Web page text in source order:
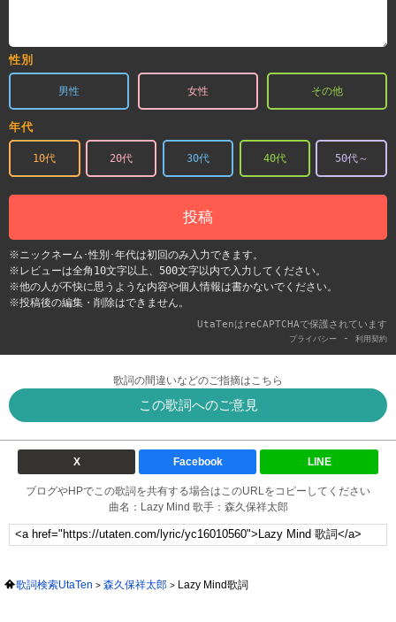
性別
男性 女性 その他
年代
10代 20代 30代 40代 50代～
投稿
※ニックネーム･性別･年代は初回のみ入力できます。
※レビューは全角10文字以上、500文字以内で入力してください。
※他の人が不快に思うような内容や個人情報は書かないでください。
※投稿後の編集・削除はできません。
UtaTenはreCAPTCHAで保護されています
プライバシー - 利用契約
歌詞の間違いなどのご指摘はこちら
この歌詞へのご意見
X Facebook LINE
ブログやHPでこの歌詞を共有する場合はこのURLをコピーしてください
曲名：Lazy Mind 歌手：森久保祥太郎
歌詞検索UtaTen 森久保祥太郎 Lazy Mind歌詞